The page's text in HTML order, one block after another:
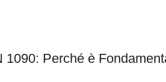
1090: Perché è